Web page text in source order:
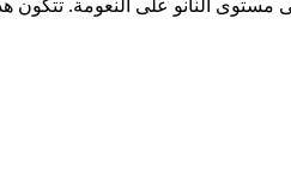
النانو على النعومة. تتكون